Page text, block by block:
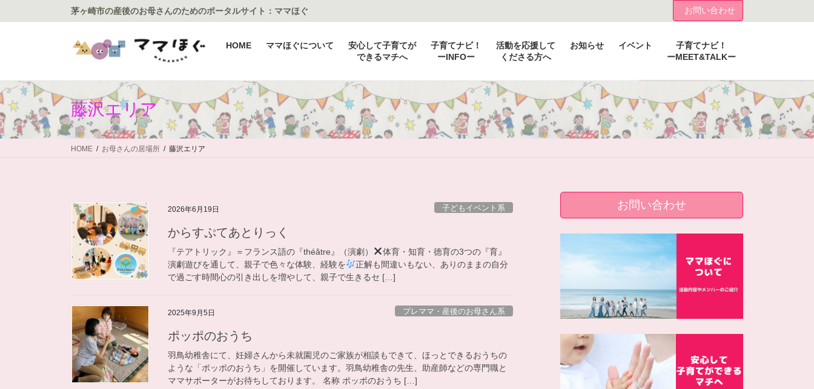
ン
に
移
動
ビ
ョ
ン
に
移
動
茅ヶ崎市の産後のお母さんのためのポータルサイト：ママほぐ お問い合わせ
HOME ママほぐについて
安心して子育てが
できるマチへ
子育てナビ！
ーINFOー
活動を応援して
くださる方へ
お知らせ イベント
子育てナビ！
ーMEET&TALKー
藤沢エリア
HOME お母さんの居場所 藤沢エリア
2026年6月19日 子どもイベント系
からすぷてあとりっく
『テアトリック』＝フランス語の『théâtre』（演劇）
体育・知育・徳育の3つの『育』
演劇遊びを通して、親子で色々な体験、経験を
正解も間違いもない、ありのままの自分
で過ごす時間心の引き出しを増やして、親子で生きるセ […]
2025年9月5日 プレママ・産後のお母さん系
ポッポのおうち
羽鳥幼稚舎にて、妊婦さんから未就園児のご家族が相談もできて、ほっとできるおうちの
ような「ポッポのおうち」を開催しています。羽鳥幼稚舎の先生、助産師などの専門職と
ママサポーターがお待ちしております。 名称 ポッポのおうち […]
お問い合わせ